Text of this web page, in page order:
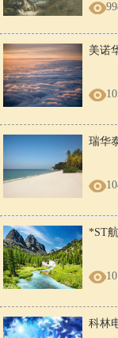
美诺
瑞华
*ST
科林